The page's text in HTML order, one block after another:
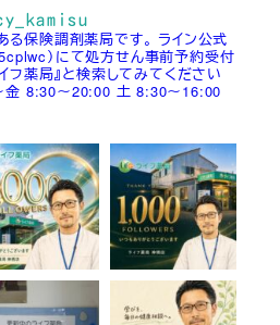
保険調剤薬局です。 ライン公式
）にて処方せん事前予約受付
フ薬局』と検索してみてください
金 8:30～20:00 土 8:30～16:00